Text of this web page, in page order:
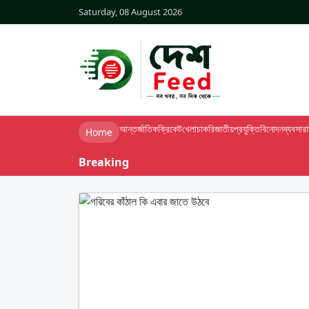
Saturday, 08 August 2026
Home আন্তর্জাতিকক্রিকেটখেলাচাকরিজাতীয়প্রযুক্তিবিনোদনব্যবসা
Breaking